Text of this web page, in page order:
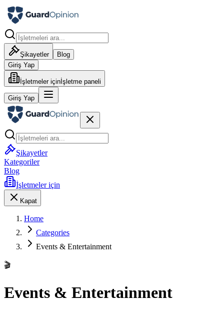
Şikayetler
Blog
Giriş Yap
İşletmeler için İşletme paneli
Giriş Yap
Şikayetler
Kategoriler
Blog
İşletmeler için
Kapat
Home
Categories
Events & Entertainment
🎬
Events & Entertainment